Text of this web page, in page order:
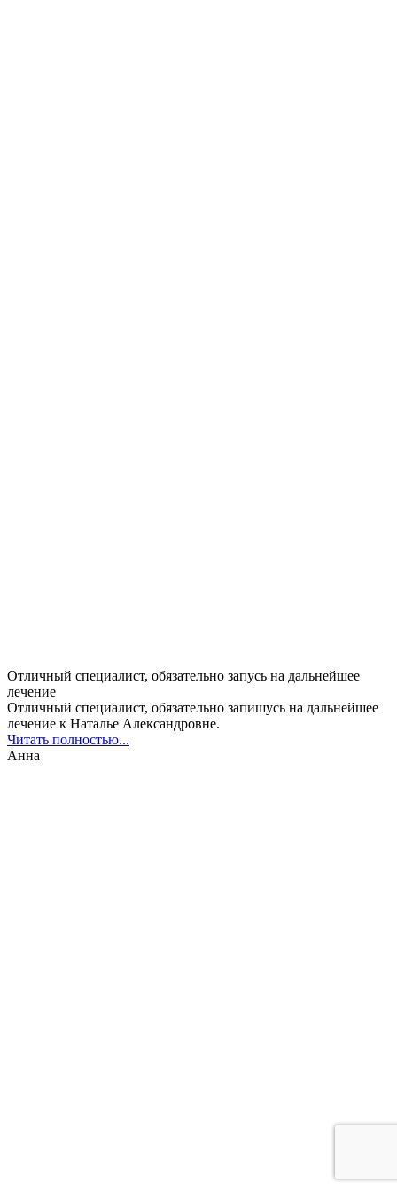
Отличный специалист, обязательно запусь на дальнейшее
лечение
Отличный специалист, обязательно запишусь на дальнейшее
лечение к Наталье Александровне.
Читать полностью...
Анна